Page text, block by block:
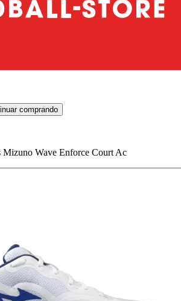
comprando
Mizuno Wave Enforce Court Ac